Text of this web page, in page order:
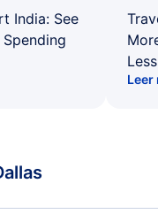
India: See
Less
Leer